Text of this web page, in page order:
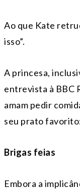
Ao que Kate
isso”.
A princesa,
entrevista à BBC
amam pedir
seu prato
Brigas feias
Embora a